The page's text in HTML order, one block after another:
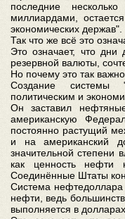
последние
миллиардами,
экономических держав".
Так что же всё это
Это означает, что
резервной валюты,
Но почему это так
Создание системы
политическим и
Он заставил
американскую
постоянно растущий
и на американский
значительной степени
как ценность нефти
Соединённые Штаты
Система нефтедоллара
нефти, ведь
выполняется в